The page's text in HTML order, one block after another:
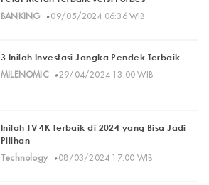
BANKING· 09/05/2024 06:36 WIB
3 Inilah Investasi Jangka Pendek Terbaik
MILENOMIC· 29/04/2024 13:00 WIB
Inilah TV 4K Terbaik di 2024 yang Bisa Jadi
Pilihan
Technology
· 08/03/2024 17:00 WIB